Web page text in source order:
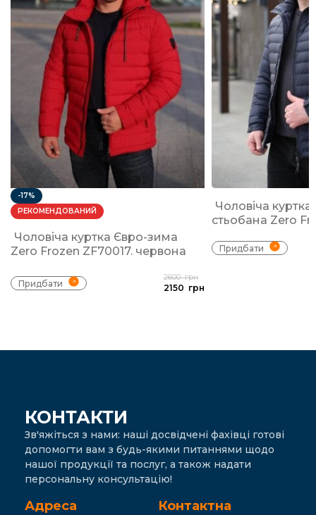
-17%
РЕКОМЕНДОВАНИЙ
Чоловіча куртка Євро-зима
Zero Frozen ZF70017. червона
Придбати
2600грн
2150 грн
Чоловіча
стьобана Zero
Придбати
КОНТАКТИ
Зв'яжіться з нами: наші досвідчені фахівці готові
допомогти вам з будь-якими питаннями щодо
нашої продукції та послуг, а також надати
персональну консультацію!
Адреса
Контактна